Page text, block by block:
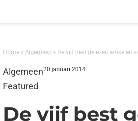
Home »Algemeen » De vijf best gelezen artikelen
Algemeen
Featured
20 januari 2014
De vijf best